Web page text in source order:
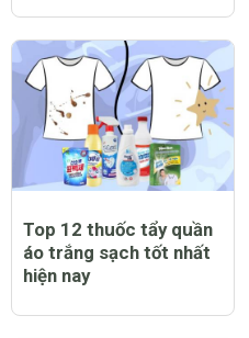
Top 12 thuốc tẩy quần
áo trắng sạch tốt nhất
hiện nay